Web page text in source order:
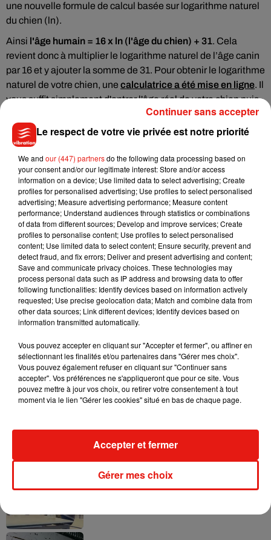
une nouvelle formule de calcul basée sur logarithme naturel
du chien (ln).
Ainsi l'âge humain = 16 x ln (l'âge du chien) + 31. Cela
revient donc à multiplier le logarithme naturel de l’âge canin
par 16 et y ajouter la somme de 31. Pour obtenir le logarithme
naturel de votre chien, une calculatrice a été mise en ligne. Il
vous suffit simplement d'entrer l'âge réel de votre chienpuis
de cliquer sur "Calculate". Vous obtiendrez ainsi un long
chiffre, correspondant au logarithme. Il vous suffira ensuite
de multiplier ce logarithme par 16 puis d’y ajouter 31 pour
avoir son âge en version humaine. Du coup, selon cette
méthode, un chien âgé d’un an correspond à un homme ou
une femme âgé(e) de 31 ans, un chien de cinq ans à un
humain de 57 ans et de huit ans à une personne de 64 ans. Et
vous, quel âge à votre toutout ?
Musique
Julien Lieb s’essaye à la vie de chatelain
dans son nouveau clip
Madonna sort enfin le remix de « Love
Tayc et Didi B dévoilent le single le plus
dansant de l’année
Le respect de votre vie privée est notre priorité
We and our (447) partnersdo the following data processing based on
your consent and/or our legitimate interest: Store and/or access
information on a device; Use limited data to select advertising; Create
profiles for personalised advertising; Use profiles to select personalised
advertising; Measure advertising performance; Measure content
performance; Understand audiences through statistics or combinations
of data from different sources; Develop and improve services; Create
profiles to personalise content; Use profiles to select personalised
content; Use limited data to select content; Ensure security, prevent and
detect fraud, and fix errors; Deliver and present advertising and content;
Save and communicate privacy choices. These technologies may
process personal data such as IP address and browsing data to offer
following functionalities: Identify devices based on information actively
requested; Use precise geolocation data; Match and combine data from
other data sources; Link different devices; Identify devices based on
information transmitted automatically.
Vous pouvez accepter en cliquant sur "Accepter et fermer", ou affiner en
sélectionnant les finalités et/ou partenaires dans "Gérer mes choix".
Vous pouvez également refuser en cliquant sur "Continuer sans
accepter". Vos préférences ne s'appliqueront que pour ce site. Vous
pouvez mettre à jour vos choix, ou retirer votre consentement à tout
moment via le lien "Gérer les cookies" situé en bas de chaque page.
Gérer mes choix
Accepter et fermer
Continuer sans accepter